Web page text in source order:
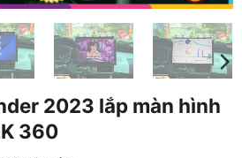
2023 lắp màn hình
360